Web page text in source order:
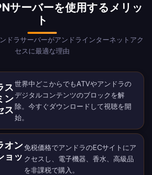
サーバーを使用するメリッ
ト
ドラサーバーがアンドラインターネットアク
セスに最適な理由
ス
ン
ス
世界中どこからでもATVやアンドラの
デジタルコンテンツのブロックを解
除。今すぐダウンロード して視聴を開
始。
オン
ョッ
免税価格でアンドラのECサイトにア
クセスし、電子機器、香水、高級品
を非課税で購入。